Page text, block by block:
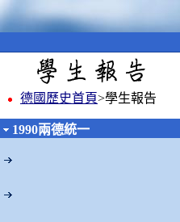
德國歷史首頁>學生報告
1990兩德統一